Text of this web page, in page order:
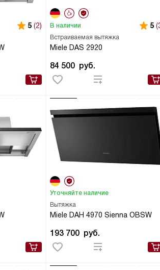
5 (2)
Встраиваемая вытяжка
Miele DAS 2920
В наличии 5
84 500 руб.
Вытяжка
Miele DAH 4970 Sienna OBSW
Уточняйте наличие
193 700 руб.